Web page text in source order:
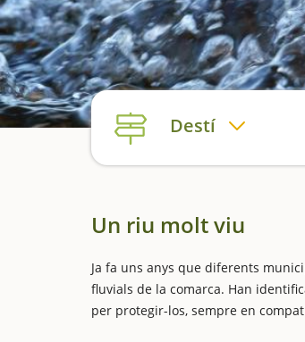
Destí
Un riu molt viu
Ja fa uns anys que diferents
fluvials de la comarca. Han
per protegir-los, sempre en